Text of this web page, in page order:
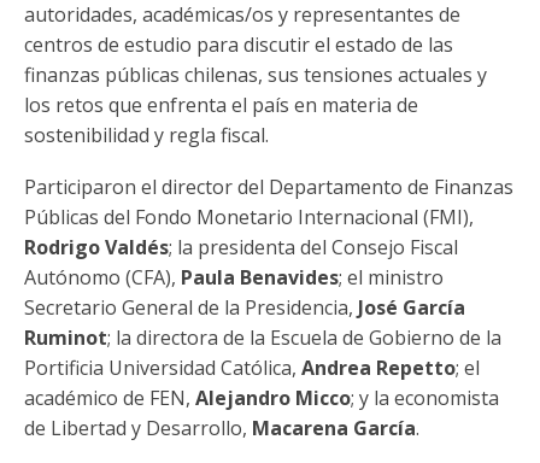
autoridades, académicas/os y representantes de
centros de estudio para discutir el estado de las
finanzas públicas chilenas, sus tensiones actuales y
los retos que enfrenta el país en materia de
sostenibilidad y regla fiscal.
Participaron el director del Departamento de Finanzas
Públicas del Fondo Monetario Internacional (FMI),
Rodrigo Valdés; la presidenta del Consejo Fiscal
Autónomo (CFA), Paula Benavides; el ministro
Secretario General de la Presidencia, José García
Ruminot; la directora de la Escuela de Gobierno de la
Portificia Universidad Católica, Andrea Repetto; el
académico de FEN, Alejandro Micco; y la economista
de Libertad y Desarrollo, Macarena García.